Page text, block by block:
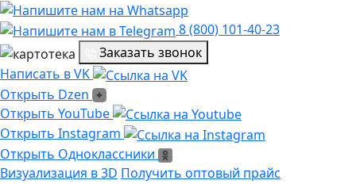
8 (800) 101-40-23
Заказать звонок
Написать в VK
Написать в VK
Открыть Dzen
Открыть Dzen
Ссылка на Youtube
Открыть YouTube
Ссылка на Instagram
Открыть Instagram
Открыть Одноклассники
Открыть Одноклассники
Визуализация в 3D Получить оптовый прайс